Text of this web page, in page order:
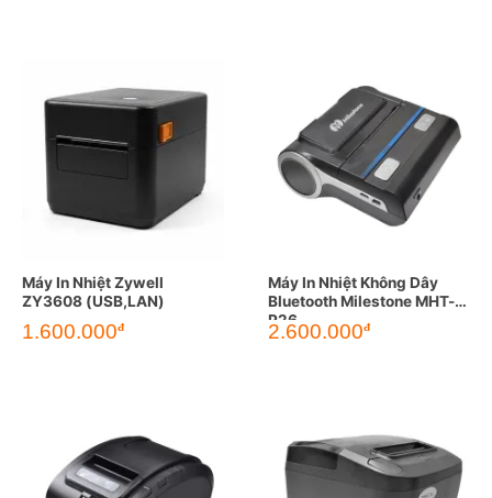
Máy In Nhiệt Zywell
ZY3608 (USB,LAN)
1.600.000đ
Máy In Nhiệt Không Dây
Bluetooth Milestone MHT-
P26
2.600.000đ